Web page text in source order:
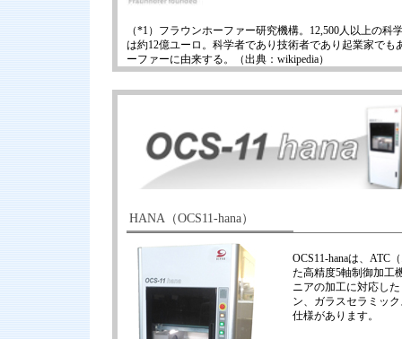
（*1）フラウンホーファー研究機構。12,500人以上の
は約12億ユーロ。科学者であり技術者であり起業家で
ーファーに由来する。（出典：wikipedia）
HANA（OCS11-hana）
OCS11-hanaは、ATC
た高精度5軸制御加工
ニアの加工に対応し
ン、ガラスセラミッ
仕様があります。